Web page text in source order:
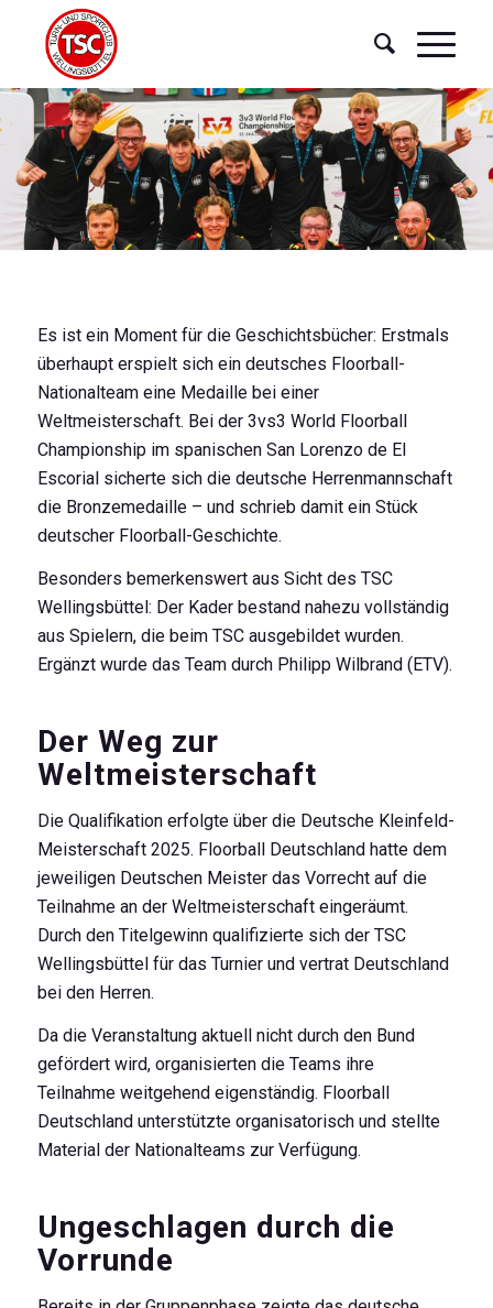
Es ist ein Moment für die Geschichtsbücher: Erstmals
überhaupt erspielt sich ein deutsches Floorball-
Nationalteam eine Medaille bei einer
Weltmeisterschaft. Bei der 3vs3 World Floorball
Championship im spanischen San Lorenzo de El
Escorial sicherte sich die deutsche Herrenmannschaft
die Bronzemedaille – und schrieb damit ein Stück
deutscher Floorball-Geschichte.
Besonders bemerkenswert aus Sicht des TSC
Wellingsbüttel: Der Kader bestand nahezu vollständig
aus Spielern, die beim TSC ausgebildet wurden.
Ergänzt wurde das Team durch Philipp Wilbrand (ETV).
Der Weg zur
Weltmeisterschaft
Die Qualifikation erfolgte über die Deutsche Kleinfeld-
Meisterschaft 2025. Floorball Deutschland hatte dem
jeweiligen Deutschen Meister das Vorrecht auf die
Teilnahme an der Weltmeisterschaft eingeräumt.
Durch den Titelgewinn qualifizierte sich der TSC
Wellingsbüttel für das Turnier und vertrat Deutschland
bei den Herren.
Da die Veranstaltung aktuell nicht durch den Bund
gefördert wird, organisierten die Teams ihre
Teilnahme weitgehend eigenständig. Floorball
Deutschland unterstützte organisatorisch und stellte
Material der Nationalteams zur Verfügung.
Ungeschlagen durch die
Vorrunde